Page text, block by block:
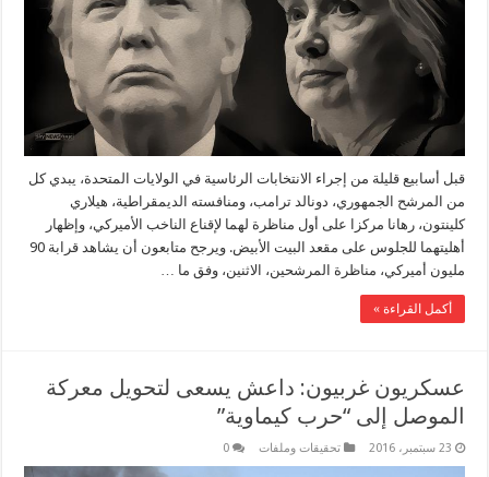
قبل أسابيع قليلة من إجراء الانتخابات الرئاسية في الولايات المتحدة، يبدي كل
من المرشح الجمهوري، دونالد ترامب، ومنافسته الديمقراطية، هيلاري
كلينتون، رهانا مركزا على أول مناظرة لهما لإقناع الناخب الأميركي، وإظهار
أهليتهما للجلوس على مقعد البيت الأبيض. ويرجح متابعون أن يشاهد قرابة 90
مليون أميركي، مناظرة المرشحين، الاثنين، وفق ما …
أكمل القراءة »
عسكريون غربيون: داعش يسعى لتحويل معركة
الموصل إلى “حرب كيماوية”
23 سبتمبر، 2016 تحقيقات وملفات 0